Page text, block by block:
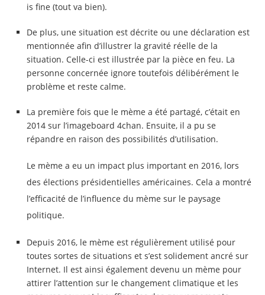
is fine (tout va bien).
De plus, une situation est décrite ou une déclaration est
mentionnée afin d’illustrer la gravité réelle de la
situation. Celle-ci est illustrée par la pièce en feu. La
personne concernée ignore toutefois délibérément le
problème et reste calme.
La première fois que le mème a été partagé, c’était en
2014 sur l’imageboard 4chan. Ensuite, il a pu se
répandre en raison des possibilités d’utilisation.
Le mème a eu un impact plus important en 2016, lors
des élections présidentielles américaines. Cela a montré
l’efficacité de l’influence du mème sur le paysage
politique.
Depuis 2016, le mème est régulièrement utilisé pour
toutes sortes de situations et s’est solidement ancré sur
Internet. Il est ainsi également devenu un mème pour
attirer l’attention sur le changement climatique et les